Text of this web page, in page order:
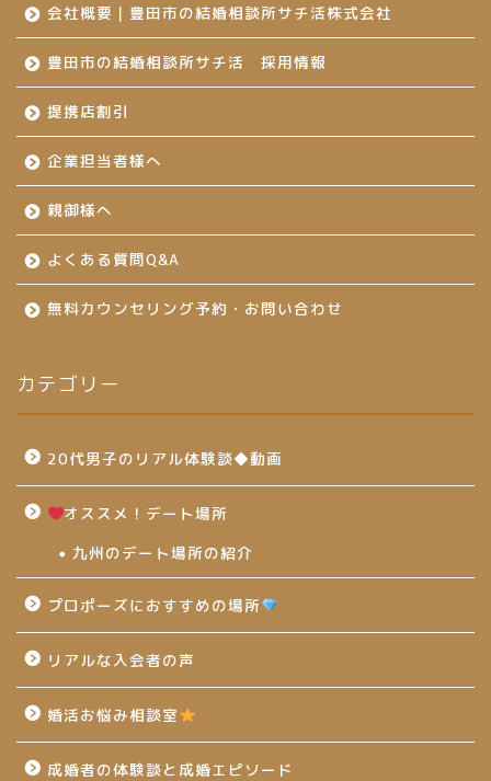
会社概要｜豊田市の結婚相談所サチ活株式会社
豊田市の結婚相談所サチ活 採用情報
提携店割引
企業担当者様へ
親御様へ
よくある質問Q&A
無料カウンセリング予約・お問い合わせ
カテゴリー
20代男子のリアル体験談◆動画
オススメ！デート場所
九州のデート場所の紹介
プロポーズにおすすめの場所
リアルな入会者の声
婚活お悩み相談室
成婚者の体験談と成婚エピソード